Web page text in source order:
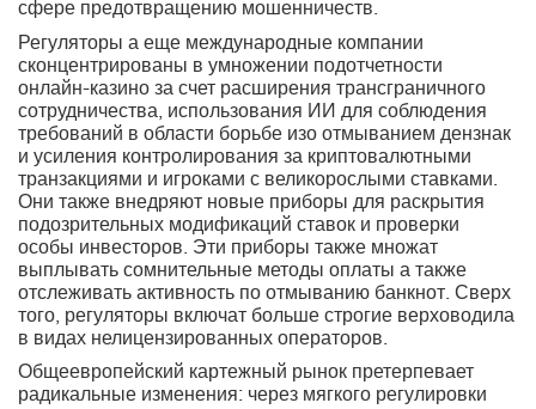
сфере предотвращению мошенничеств.
Регуляторы а еще международные компании
сконцентрированы в умножении подотчетности
онлайн-казино за счет расширения трансграничного
сотрудничества, использования ИИ для соблюдения
требований в области борьбе изо отмыванием дензнак
и усиления контролирования за криптовалютными
транзакциями и игроками с великорослыми ставками.
Они также внедряют новые приборы для раскрытия
подозрительных модификаций ставок и проверки
особы инвесторов. Эти приборы также множат
выплывать сомнительные методы оплаты а также
отслеживать активность по отмыванию банкнот. Сверх
того, регуляторы включат больше строгие верховодила
в видах нелицензированных операторов.
Общеевропейский картежный рынок претерпевает
радикальные изменения: через мягкого регулировки